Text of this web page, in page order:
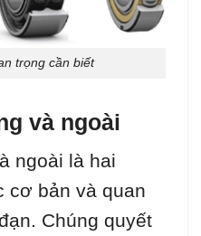
trọng cần biết
và ngoài
ngoài là hai
cơ bản và quan
Chúng quyết